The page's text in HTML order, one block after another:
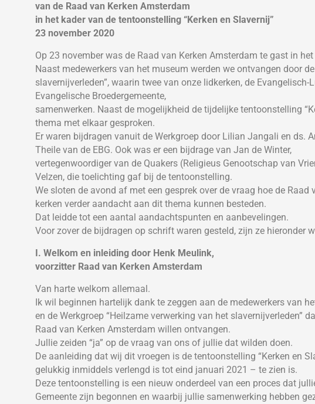
van de Raad van Kerken Amsterdam
in het kader van de tentoonstelling “Kerken en Slavernij”
23 november 2020
Op 23 november was de Raad van Kerken Amsterdam te gast in
Naast medewerkers van het museum werden we ontvangen door
slavernijverleden”, waarin twee van onze lidkerken, de
Evangelische Broedergemeente,
samenwerken. Naast de mogelijkheid de tijdelijke tentoonstelling
thema met elkaar gesproken.
Er waren bijdragen vanuit de Werkgroep door Lilian Jangali en ds.
Theile van de EBG. Ook was er een bijdrage van Jan de Winter,
vertegenwoordiger van de Quakers (Religieus Genootschap van
Velzen, die toelichting gaf bij de tentoonstelling.
We sloten de avond af met een gesprek over de vraag hoe de
kerken verder aandacht aan dit thema kunnen besteden.
Dat leidde tot een aantal aandachtspunten en aanbevelingen.
Voor zover de bijdragen op schrift waren gesteld, zijn ze hieronder
I. Welkom en inleiding door Henk Meulink,
voorzitter Raad van Kerken Amsterdam
Van harte welkom allemaal.
Ik wil beginnen hartelijk dank te zeggen aan de medewerkers van
en de Werkgroep “Heilzame verwerking van het slavernijverleden”
Raad van Kerken Amsterdam willen ontvangen.
Jullie zeiden “ja” op de vraag van ons of jullie dat wilden doen.
De aanleiding dat wij dit vroegen is de tentoonstelling “Kerken en
gelukkig inmiddels verlengd is tot eind januari 2021 – te zien is.
Deze tentoonstelling is een nieuw onderdeel van een proces dat
Gemeente zijn begonnen en waarbij jullie samenwerking hebben